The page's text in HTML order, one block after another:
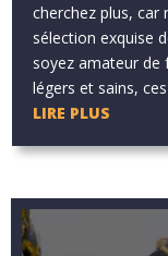
cherchez plus, car
sélection exquise
soyez amateur de
légers et sains,
LIRE PLUS